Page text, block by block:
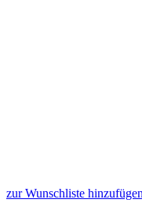
zur Wunschliste hinzufügen